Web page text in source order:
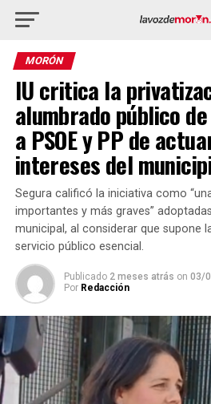
MORÓN
IU critica la
alumbrado público
a PSOE y PP de
intereses del
Segura calificó la iniciativa como
importantes y más graves”
municipal, al considerar que supone
servicio público esencial.
Publicado 2 meses atrás on 03/
Por Redacción